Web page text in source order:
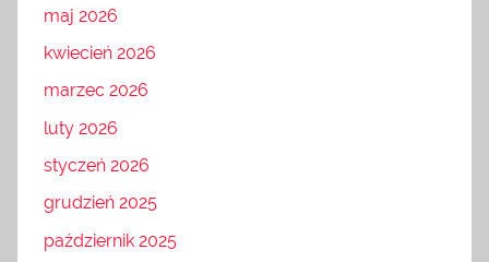
maj 2026
kwiecień 2026
marzec 2026
luty 2026
styczeń 2026
grudzień 2025
październik 2025